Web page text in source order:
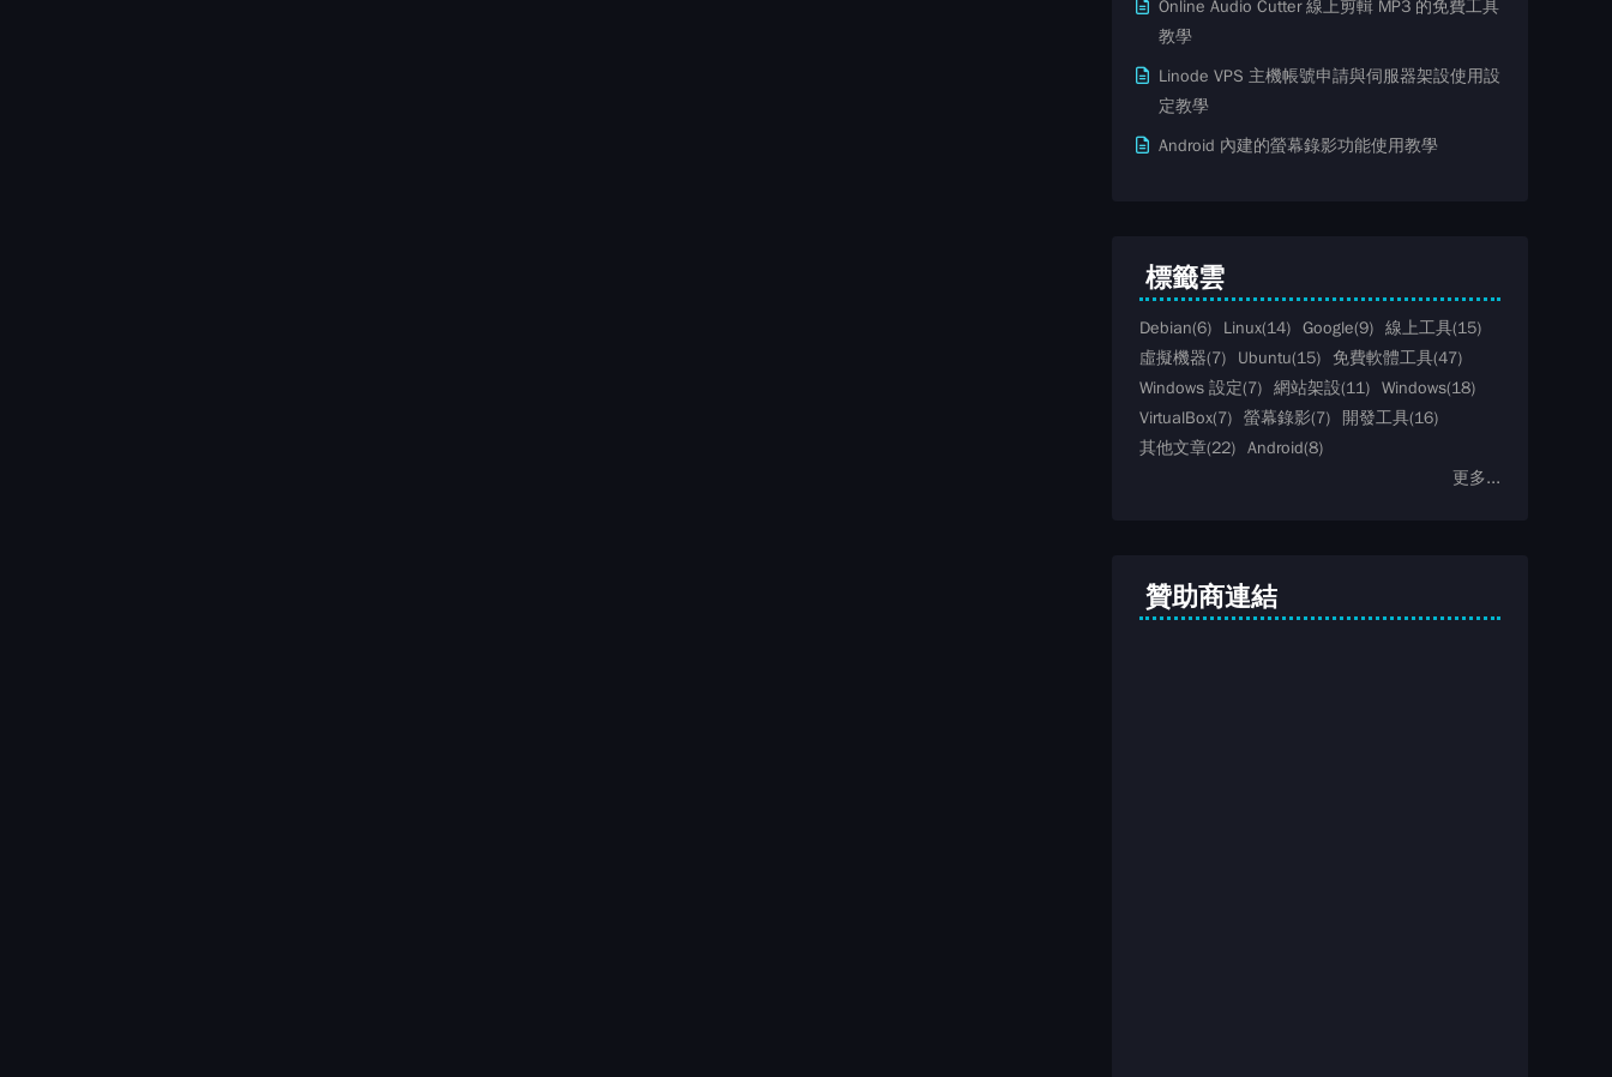
Online Audio Cutter 線上剪輯 MP3 的免費工具
教學
Linode VPS 主機帳號申請與伺服器架設使用設
定教學
Android 內建的螢幕錄影功能使用教學
標籤雲
Debian(6) Linux(14) Google(9) 線上工具(15)
虛擬機器(7) Ubuntu(15) 免費軟體工具(47)
Windows 設定(7) 網站架設(11) Windows(18)
VirtualBox(7) 螢幕錄影(7) 開發工具(16)
其他文章(22) Android(8)
更多...
贊助商連結